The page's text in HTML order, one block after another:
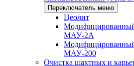
Переключатель меню
Цеолит
МАУ-2А
МАУ-200
Очистка шахтных и